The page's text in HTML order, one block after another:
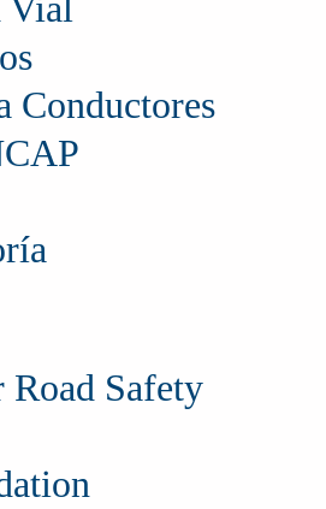
Vial
Conductores
Safety